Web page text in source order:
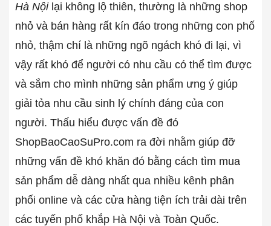
Hà Nộilại không lộ thiên, thường là những shop
nhỏ và bán hàng rất kín đáo trong những con phố
nhỏ, thậm chí là những ngõ ngách khó đi lại, vì
vậy rất khó để người có nhu cầu có thể tìm được
và sắm cho mình những sản phẩm ưng ý giúp
giải tỏa nhu cầu sinh lý chính đáng của con
người. Thấu hiểu được vấn đề đó
ShopBaoCaoSuPro.com ra đời nhằm giúp đỡ
những vấn đề khó khăn đó bằng cách tìm mua
sản phẩm dễ dàng nhất qua nhiều kênh phân
phối online và các cửa hàng tiện ích trải dài trên
các tuyến phố khắp Hà Nội và Toàn Quốc.